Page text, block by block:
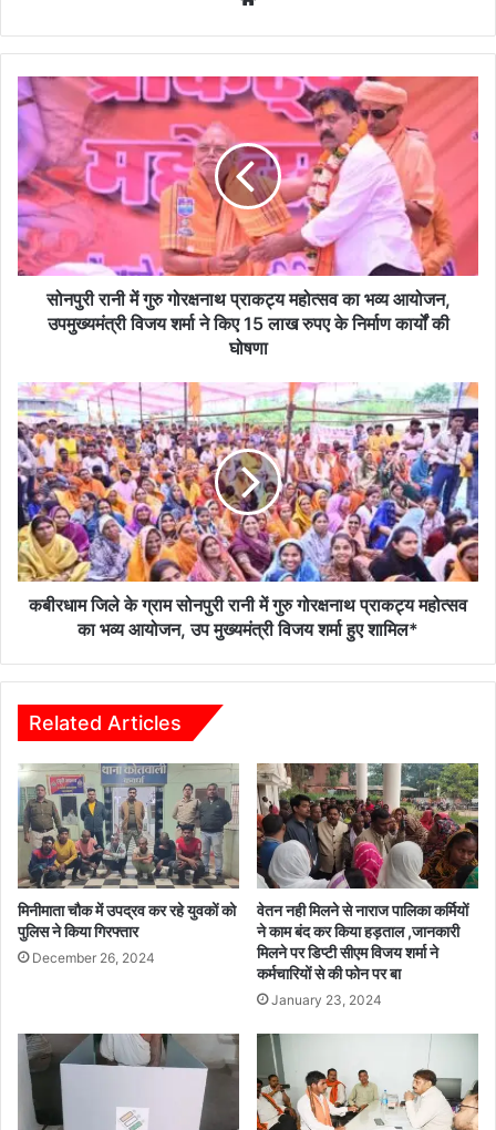
सोनपुरी
रानी
में
गुरु
गोरक्षनाथ
प्राकट्य
महोत्सव
का
भव्य
आयोजन,
उपमुख्यमंत्री
ने
किए
15
लाख
रुपए
के
निर्माण
कार्यों
की
घोषणा
सोनपुरी रानी में गुरु गोरक्षनाथ प्राकट्य महोत्सव का भव्य आयोजन,
उपमुख्यमंत्री विजय शर्मा ने किए 15 लाख रुपए के निर्माण कार्यों की
घोषणा
कबीरधाम
जिले
के
ग्राम
सोनपुरी
रानी
में
गुरु
गोरक्षनाथ
प्राकट्य
उप
मुख्यमंत्री
विजय
शर्मा
हुए
शामिल*
कबीरधाम जिले के ग्राम सोनपुरी रानी में गुरु गोरक्षनाथ प्राकट्य महोत्सव
का भव्य आयोजन, उप मुख्यमंत्री विजय शर्मा हुए शामिल*
Related Articles
मिनीमाता चौक में उपद्रव कर रहे युवकों को
पुलिस ने किया गिरफ्तार
December 26, 2024
वेतन नही मिलने से नाराज पालिका कर्मियों
ने काम बंद कर किया हड़ताल ,जानकारी
मिलने पर डिप्टी सीएम विजय शर्मा ने
कर्मचारियों से की फोन पर बा
January 23, 2024